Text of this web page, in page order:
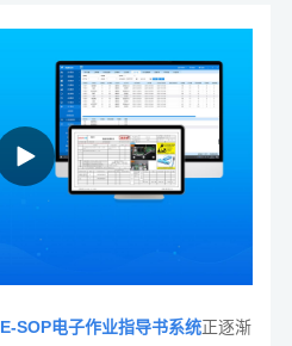
E-SOP电子作业指导书系统正逐渐